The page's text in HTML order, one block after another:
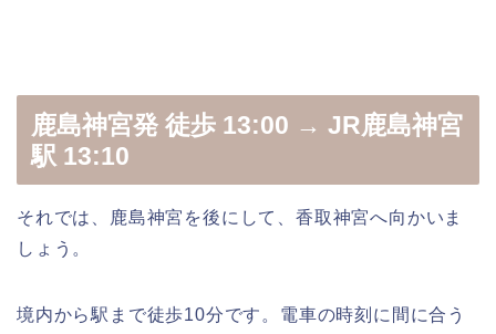
鹿島神宮発 徒歩 13:00 → JR鹿島神宮
駅 13:10
それでは、鹿島神宮を後にして、香取神宮へ向かいま
しょう。
境内から駅まで徒歩10分です。電車の時刻に間に合う